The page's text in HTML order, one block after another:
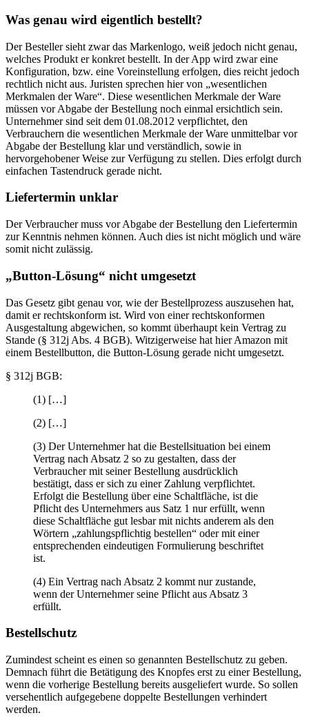
Was genau wird eigentlich bestellt?
Der Besteller sieht zwar das Markenlogo, weiß jedoch nicht genau,
welches Produkt er konkret bestellt. In der App wird zwar eine
Konfiguration, bzw. eine Voreinstellung erfolgen, dies reicht jedoch
rechtlich nicht aus. Juristen sprechen hier von „wesentlichen
Merkmalen der Ware“. Diese wesentlichen Merkmale der Ware
müssen vor Abgabe der Bestellung noch einmal ersichtlich sein.
Unternehmer sind seit dem 01.08.2012 verpflichtet, den
Verbrauchern die wesentlichen Merkmale der Ware unmittelbar vor
Abgabe der Bestellung klar und verständlich, sowie in
hervorgehobener Weise zur Verfügung zu stellen. Dies erfolgt durch
einfachen Tastendruck gerade nicht.
Liefertermin unklar
Der Verbraucher muss vor Abgabe der Bestellung den Liefertermin
zur Kenntnis nehmen können. Auch dies ist nicht möglich und wäre
somit nicht zulässig.
„Button-Lösung“ nicht umgesetzt
Das Gesetz gibt genau vor, wie der Bestellprozess auszusehen hat,
damit er rechtskonform ist. Wird von einer rechtskonformen
Ausgestaltung abgewichen, so kommt überhaupt kein Vertrag zu
Stande (§ 312j Abs. 4 BGB). Witzigerweise hat hier Amazon mit
einem Bestellbutton, die Button-Lösung gerade nicht umgesetzt.
§ 312j BGB:
(1) […]
(2) […]
(3) Der Unternehmer hat die Bestellsituation bei einem
Vertrag nach Absatz 2 so zu gestalten, dass der
Verbraucher mit seiner Bestellung ausdrücklich
bestätigt, dass er sich zu einer Zahlung verpflichtet.
Erfolgt die Bestellung über eine Schaltfläche, ist die
Pflicht des Unternehmers aus Satz 1 nur erfüllt, wenn
diese Schaltfläche gut lesbar mit nichts anderem als den
Wörtern „zahlungspflichtig bestellen“ oder mit einer
entsprechenden eindeutigen Formulierung beschriftet
ist.
(4) Ein Vertrag nach Absatz 2 kommt nur zustande,
wenn der Unternehmer seine Pflicht aus Absatz 3
erfüllt.
Bestellschutz
Zumindest scheint es einen so genannten Bestellschutz zu geben.
Demnach führt die Betätigung des Knopfes erst zu einer Bestellung,
wenn die vorherige Bestellung bereits ausgeliefert wurde. So sollen
versehentlich aufgegebene doppelte Bestellungen verhindert
werden.